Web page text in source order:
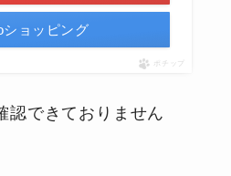
ショッピング
ポチップ
認できておりません